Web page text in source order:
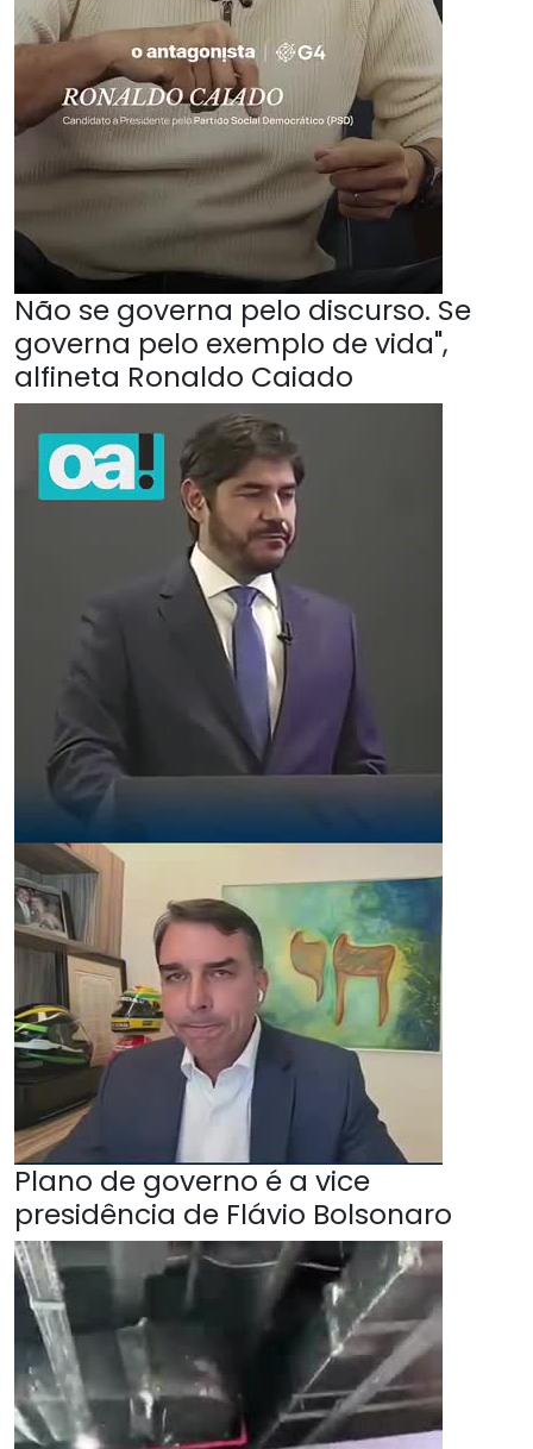
Não se governa pelo discurso. Se
governa pelo exemplo de vida",
alfineta Ronaldo Caiado
Plano de governo é a vice
presidência de Flávio Bolsonaro